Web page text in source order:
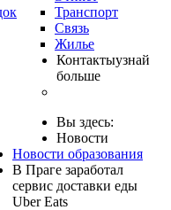
Транспорт
Связь
Жилье
Контактыузнай
больше
Вы здесь:
Новости
Новости образования
В Праге заработал
сервис доставки еды
Uber Eats